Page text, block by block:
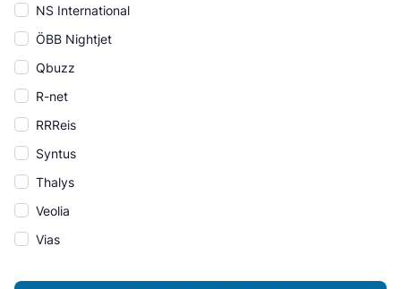
NS International
ÖBB Nightjet
Qbuzz
R-net
RRReis
Syntus
Thalys
Veolia
Vias